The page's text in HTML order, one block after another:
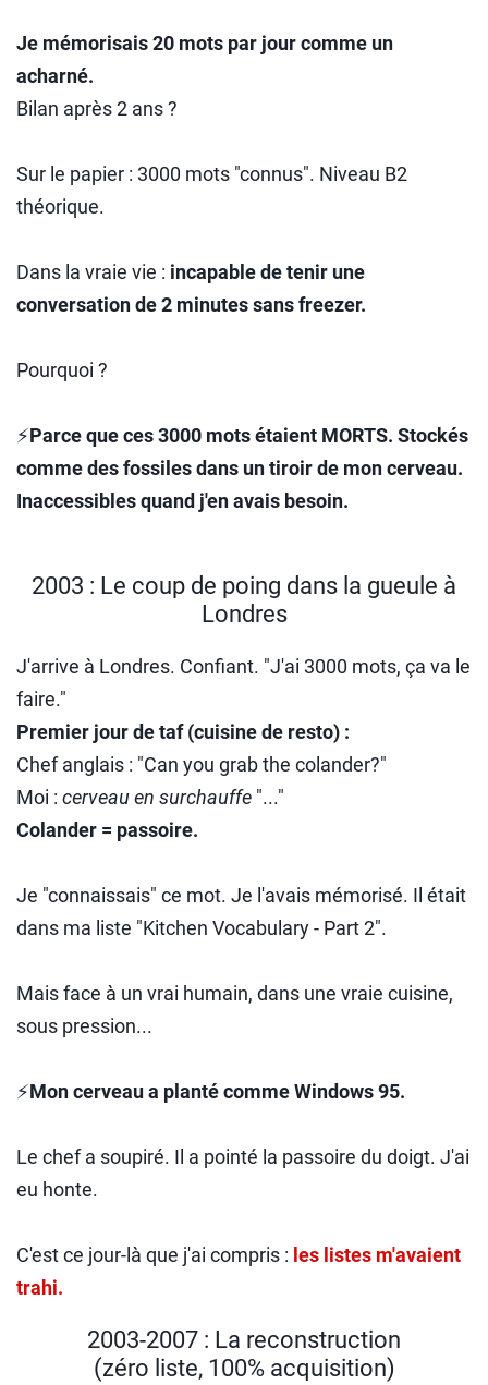
Je mémorisais 20 mots par jour comme un
acharné.
Bilan après 2 ans ?
Sur le papier : 3000 mots "connus". Niveau B2
théorique.
Dans la vraie vie : incapable de tenir une
conversation de 2 minutes sans freezer.
Pourquoi ?
⚡Parce que ces 3000 mots étaient MORTS. Stockés
comme des fossiles dans un tiroir de mon cerveau.
Inaccessibles quand j'en avais besoin.
2003 : Le coup de poing dans la gueule à
Londres
J'arrive à Londres. Confiant. "J'ai 3000 mots, ça va le
faire."
Premier jour de taf (cuisine de resto) :
Chef anglais : "Can you grab the colander?"
Moi : cerveau en surchauffe "..."
Colander = passoire.
Je "connaissais" ce mot. Je l'avais mémorisé. Il était
dans ma liste "Kitchen Vocabulary - Part 2".
Mais face à un vrai humain, dans une vraie cuisine,
sous pression...
⚡Mon cerveau a planté comme Windows 95.
Le chef a soupiré. Il a pointé la passoire du doigt. J'ai
eu honte.
C'est ce jour-là que j'ai compris : les listes m'avaient
trahi.
2003-2007 : La reconstruction
(zéro liste, 100% acquisition)